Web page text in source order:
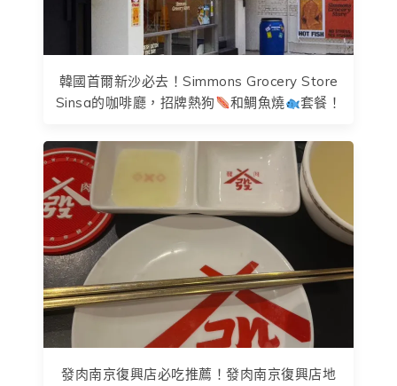
韓國首爾新沙必去！Simmons Grocery Store
Sinsa的咖啡廳，招牌熱狗
和鯛魚燒 套餐！
發肉南京復興店必吃推薦！發肉南京復興店地